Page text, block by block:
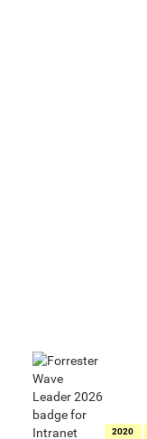
2020